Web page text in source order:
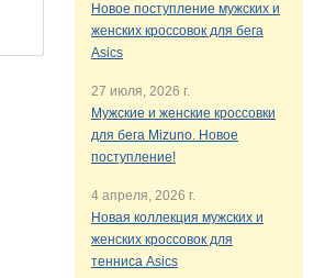
Новое поступление мужских и
женских кроссовок для бега
Asics
27 июля, 2026 г.
Мужские и женские кроссовки
для бега Mizuno. Новое
поступление!
4 апреля, 2026 г.
Новая коллекция мужских и
женских кроссовок для
тенниса Asics